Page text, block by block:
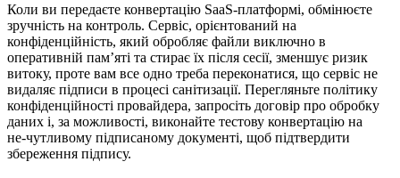
Коли ви передаєте конвертацію SaaS‑платформі, обмінюєте
зручність на контроль. Сервіс, орієнтований на
конфіденційність, який обробляє файли виключно в
оперативній пам’яті та стирає їх після сесії, зменшує ризик
витоку, проте вам все одно треба переконатися, що сервіс не
видаляє підписи в процесі санітизації. Перегляньте політику
конфіденційності провайдера, запросіть договір про обробку
даних і, за можливості, виконайте тестову конвертацію на
не‑чутливому підписаному документі, щоб підтвердити
збереження підпису.